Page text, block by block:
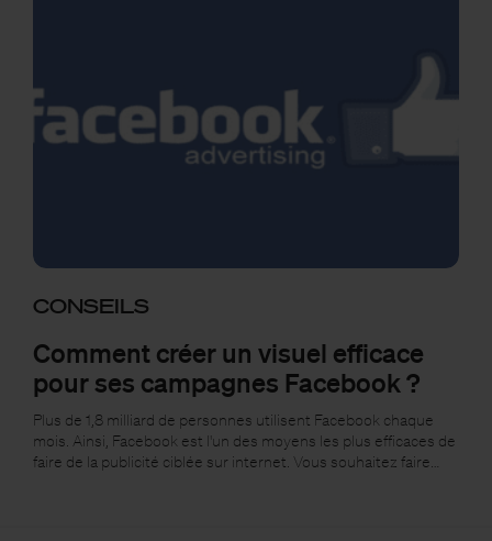
CONSEILS
Comment créer un visuel efficace
pour ses campagnes Facebook ?
Plus de 1,8 milliard de personnes utilisent Facebook chaque
mois. Ainsi, Facebook est l'un des moyens les plus efficaces de
faire de la publicité ciblée sur internet. Vous souhaitez faire…